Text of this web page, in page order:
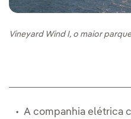
Vineyard Wind I, o maior
A companhia elétrica